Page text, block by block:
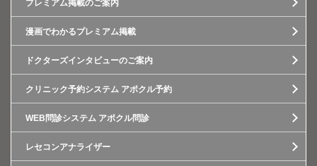
プレミアム掲載のご案内
漫画でわかるプレミアム掲載
ドクターズインタビューのご案内
クリニック予約システム アポクル予約
WEB問診システム アポクル問診
レセコンアナライザー